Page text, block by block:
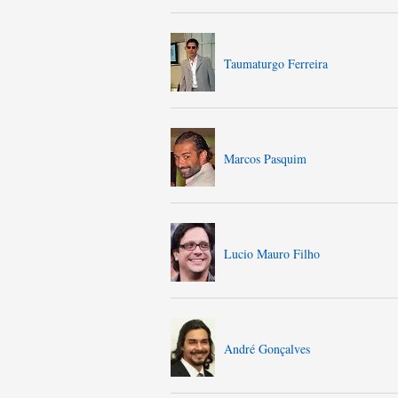
Taumaturgo Ferreira
Marcos Pasquim
Lucio Mauro Filho
André Gonçalves